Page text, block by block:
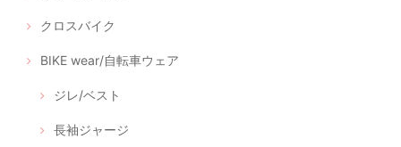
クロスバイク
BIKE wear/自転車ウェア
ジレ/ベスト
長袖ジャージ